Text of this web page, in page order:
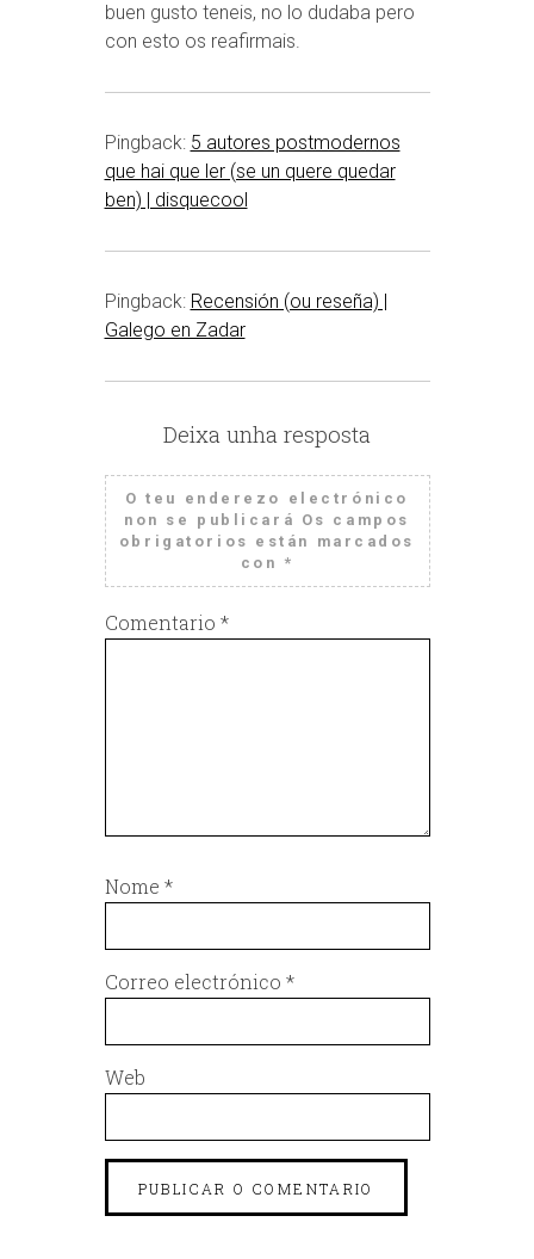
buen gusto teneis, no lo dudaba pero
con esto os reafirmais.
Pingback: 5 autores postmodernos
que hai que ler (se un quere quedar
ben) | disquecool
Pingback: Recensión (ou reseña) |
Galego en Zadar
Deixa unha resposta
O teu enderezo electrónico
non se publicará Os campos
obrigatorios están marcados
con *
Comentario *
Nome *
Correo electrónico *
Web